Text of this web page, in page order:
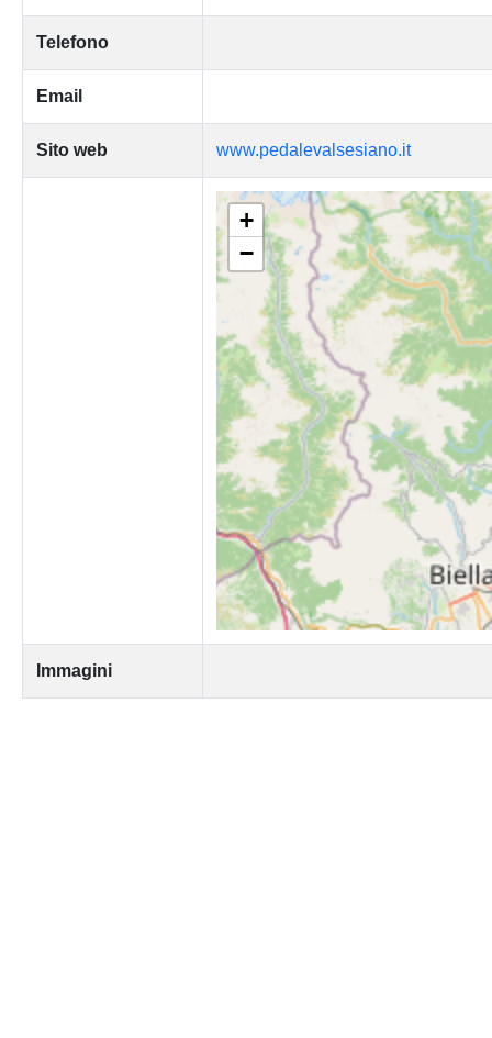
Telefono
Email
Sito web www.pedalevalsesiano.it
+
−
Immagini